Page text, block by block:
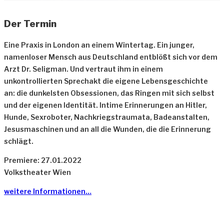
Der Termin
Eine Praxis in London an einem Wintertag. Ein junger,
namenloser Mensch aus Deutschland entblößt sich vor dem
Arzt Dr. Seligman. Und vertraut ihm in einem
unkontrollierten Sprechakt die eigene Lebensgeschichte
an: die dunkelsten Obsessionen, das Ringen mit sich selbst
und der eigenen Identität. Intime Erinnerungen an Hitler,
Hunde, Sexroboter, Nachkriegstraumata, Badeanstalten,
Jesusmaschinen und an all die Wunden, die die Erinnerung
schlägt.
Premiere: 27.01.2022
Volkstheater Wien
weitere Informationen…